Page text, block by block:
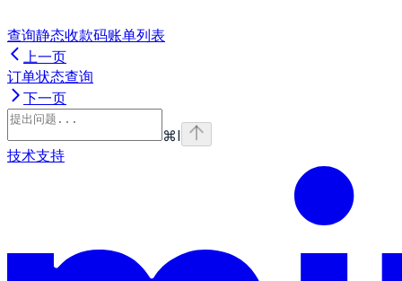
查询静态收款码账单列表
上一页
订单状态查询
下一页
⌘I
技术支持